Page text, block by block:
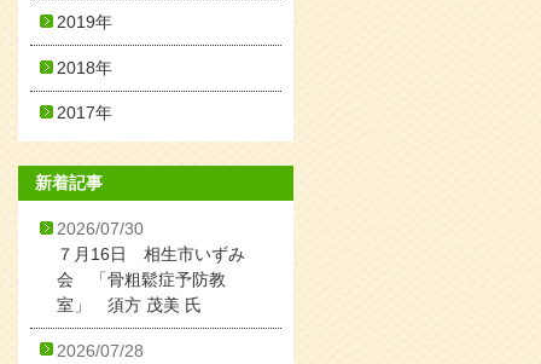
2019年
2018年
2017年
新着記事
2026/07/30
７月16日 相生市いずみ
会 「骨粗鬆症予防教
室」 須方 茂美 氏
2026/07/28